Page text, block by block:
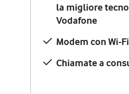
la migliore
Vodafone
Modem con Wi-
Chiamate a
Vodafone
Modem
Chiamate
numeri
nazionali